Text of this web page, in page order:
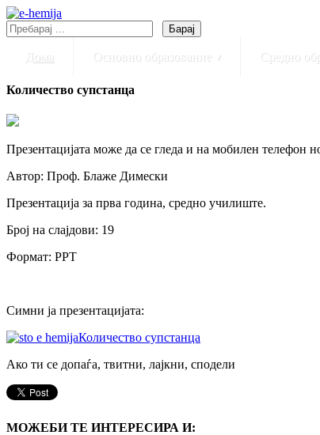
Барај
Дома Основно образование ▾ Средно
Количество супстанца
Презентацијата може да се гледа и на мобилен телефон
Автор: Проф. Блаже Димески
Презентација за прва година, средно училиште.
Број на слајдови: 19
Формат: PPT
Симни ја презентацијата:
Количество супстанца
Ако ти се допаѓа, твитни, лајкни, сподели
МОЖЕБИ ТЕ ИНТЕРЕСИРА И: